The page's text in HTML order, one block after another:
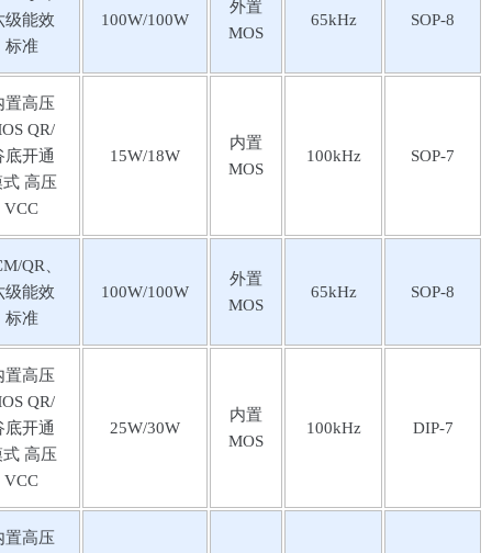
级能效
标准
100W/100W
外置
MOS
65kHz SOP-8
置⾼压
QR/
底开通
⾼压
VCC
15W/18W
内置
MOS
100kHz SOP-7
QR、
级能效
标准
100W/100W
外置
MOS
65kHz SOP-8
置⾼压
QR/
底开通
⾼压
VCC
25W/30W
内置
MOS
100kHz DIP-7
置⾼压